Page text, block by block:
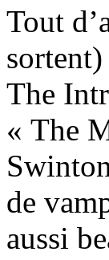
Tout
The
« The
de
aussi